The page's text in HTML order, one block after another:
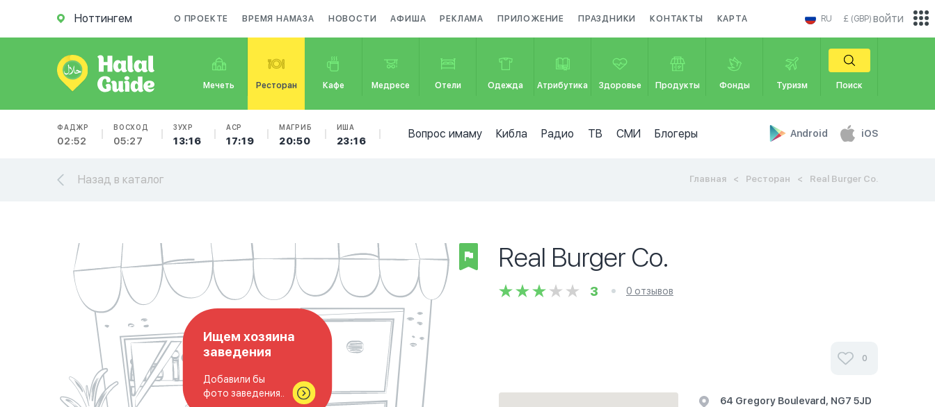
Ноттингем О ПРОЕКТЕ ВРЕМЯ НАМАЗА НОВОСТИ АФИША РЕКЛАМА ПРИЛОЖЕНИЕ ПРАЗДНИКИ КОНТАКТЫ КАРТА RU £ (GBP)
Мечеть Ресторан Кафе Медресе Отели Одежда Атрибутика Здоровье Продукты Фонды Туризм Поиск
ФАДЖР
02:52
ВОСХОД
05:27
ЗУХР
13:16
АСР
17:19
МАГРИБ
20:50
ИША
23:16
Вопрос имаму Кибла Радио ТВ СМИ Блогеры Android iOS
войти
Назад в каталог Главная Ресторан Real Burger Co.
Ищем хозяина
заведения
Добавили бы
фото заведения..
Real Burger Co.
3 0 отзывов
0
64 Gregory Boulevard, NG7 5JD